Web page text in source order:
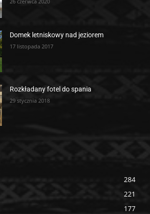
Domek letniskowy nad jeziorem
17 listopada 2017
Rozkładany fotel do spania
29 stycznia 2018
284
221
177